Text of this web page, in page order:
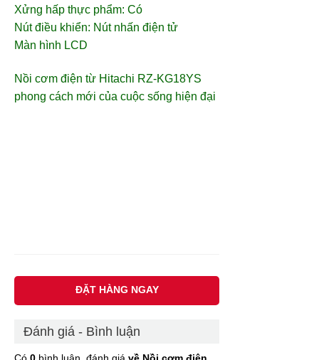
Xửng hấp thực phẩm: Có
Nút điều khiển: Nút nhấn điện tử
Màn hình LCD
Nồi cơm điện từ Hitachi RZ-KG18YS
phong cách mới của cuộc sống hiện đại
ĐẶT HÀNG NGAY
Đánh giá - Bình luận
Có 0 bình luận, đánh giá về Nồi cơm điện